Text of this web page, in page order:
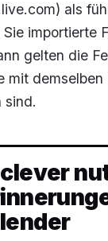
als
importierte
gelten die
mit
sind.